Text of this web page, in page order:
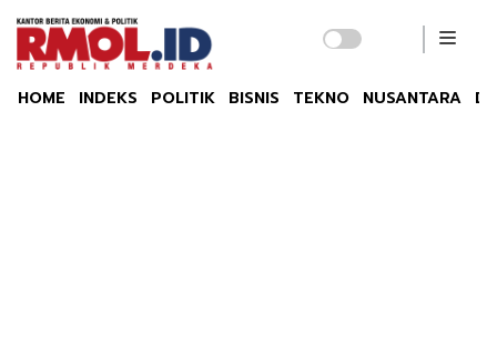
HOME INDEKS POLITIK BISNIS TEKNO NUSANTARA